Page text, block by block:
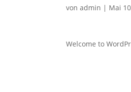
vonadmin | Mai
Welcome to